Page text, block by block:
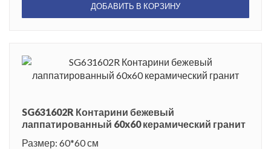
ДОБАВИТЬ В КОРЗИНУ
SG631602R Контарини бежевый
лаппатированный 60x60 керамический гранит
Размер: 60*60 см